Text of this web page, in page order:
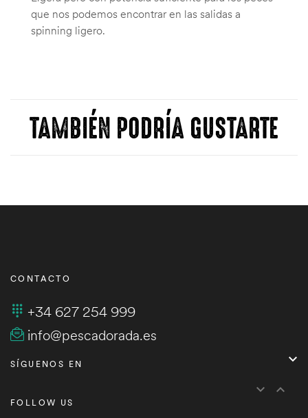
que nos podemos encontrar en las salidas a
spinning ligero.
TAMBIÉN PODRÍA GUSTARTE
CONTACTO
+34 627 254 999
info@pescadorada.es
SÍGUENOS EN 
FOLLOW US
 